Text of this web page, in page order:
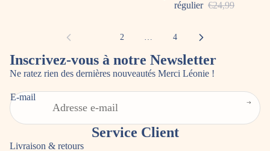
régulier €24,99
2 … 4
Inscrivez-vous à notre Newsletter
Ne ratez rien des dernières nouveautés Merci Léonie !
E-mail
Service Client
Livraison & retours